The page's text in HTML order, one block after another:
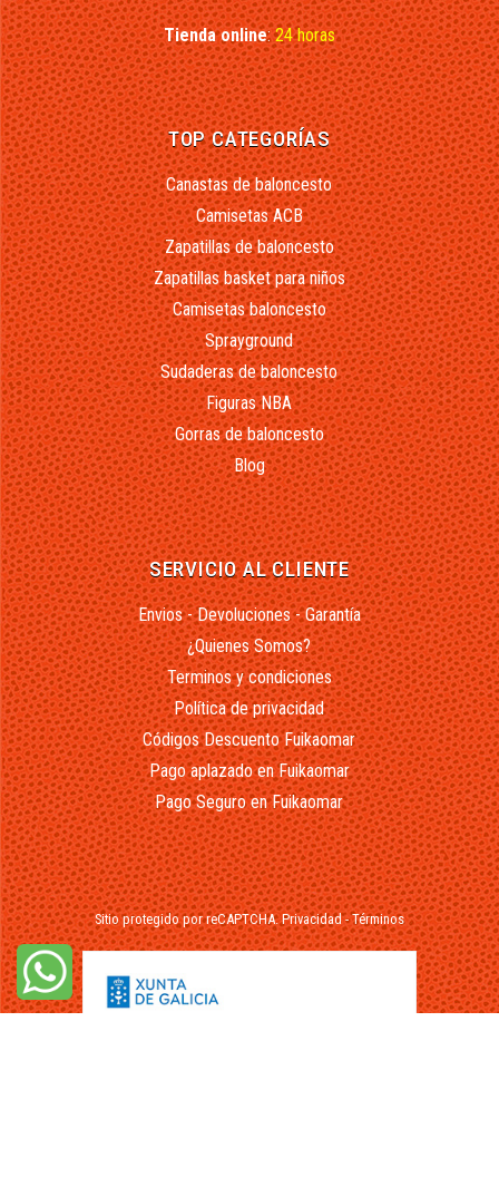
Tienda online:24 horas
TOP CATEGORÍAS
Canastas de baloncesto
Camisetas ACB
Zapatillas de baloncesto
Zapatillas basket para niños
Camisetas baloncesto
Sprayground
Sudaderas de baloncesto
Figuras NBA
Gorras de baloncesto
Blog
SERVICIO AL CLIENTE
Envios - Devoluciones - Garantía
¿Quienes Somos?
Terminos y condiciones
Política de privacidad
Códigos Descuento Fuikaomar
Pago aplazado en Fuikaomar
Pago Seguro en Fuikaomar
Sitio protegido por reCAPTCHA.Privacidad-Términos